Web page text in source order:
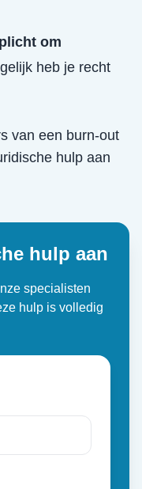
om
heb je recht
van een burn-out
hulp aan
hulp aan
specialisten
hulp is volledig